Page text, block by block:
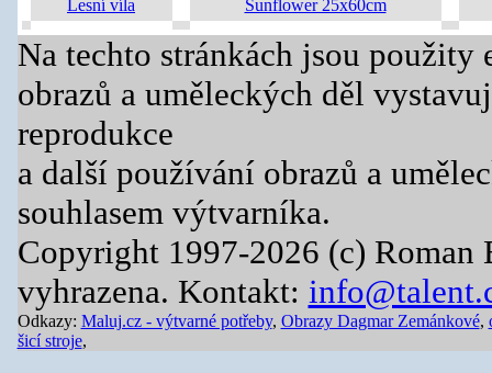
Lesní víla Sunflower 25x60cm
Na techto stránkách jsou
obrazů a uměleckých děl
reprodukce
a další používání obrazů a
souhlasem výtvarníka.
Copyright 1997-2026 (c) Roman
vyhrazena. Kontakt:
Odkazy: Maluj.cz - výtvarné potřeby, Obrazy Dagmar Zemánkové,
šicí stroje,